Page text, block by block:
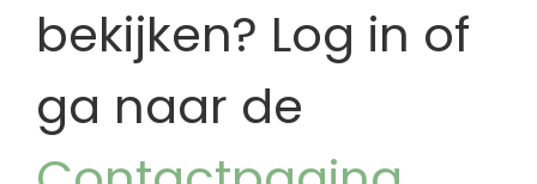
bekijken? Log in of
ga naar de